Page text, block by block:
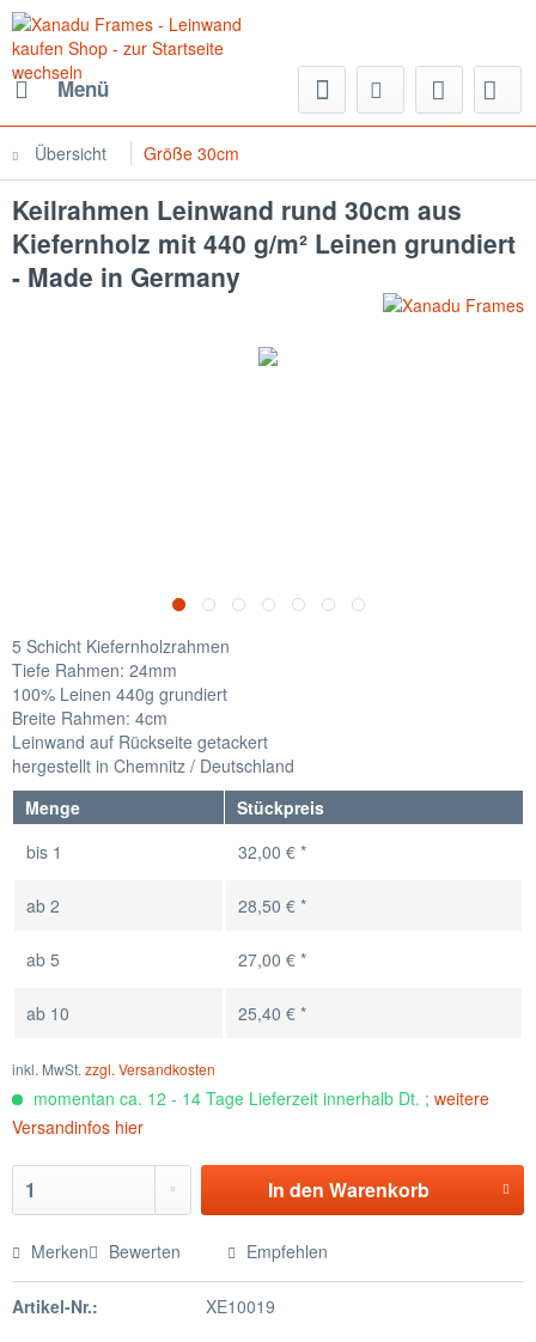
Menü
Übersicht Größe 30cm
Keilrahmen Leinwand rund 30cm aus
Kiefernholz mit 440 g/m² Leinen grundiert
- Made in Germany
5 Schicht Kiefernholzrahmen
Tiefe Rahmen: 24mm
100% Leinen 440g grundiert
Breite Rahmen: 4cm
Leinwand auf Rückseite getackert
hergestellt in Chemnitz / Deutschland
Menge
Stückpreis
bis 1 32,00 € *
ab 2 28,50 € *
ab 5 27,00 € *
ab 10 25,40 € *
inkl. MwSt. zzgl. Versandkosten
momentan ca. 12 - 14 Tage Lieferzeit innerhalb Dt. ; weitere
Versandinfos hier
In den Warenkorb
Merken Bewerten Empfehlen
Artikel-Nr.: XE10019